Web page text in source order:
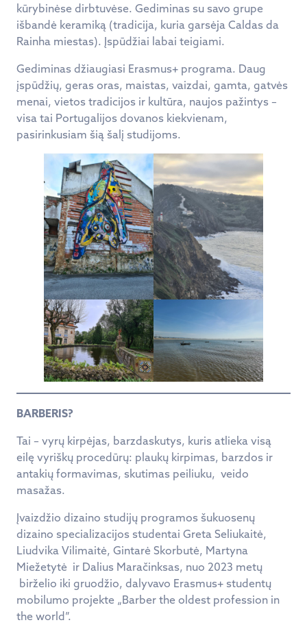
kūrybinėse dirbtuvėse. Gediminas su savo grupe
išbandė keramiką (tradicija, kuria garsėja Caldas da
Rainha miestas). Įspūdžiai labai teigiami.
Gediminas džiaugiasi Erasmus+ programa. Daug
įspūdžių, geras oras, maistas, vaizdai, gamta, gatvės
menai, vietos tradicijos ir kultūra, naujos pažintys –
visa tai Portugalijos dovanos kiekvienam,
pasirinkusiam šią šalį studijoms.
BARBERIS?
Tai – vyrų kirpėjas, barzdaskutys, kuris atlieka visą
eilę vyriškų procedūrų: plaukų kirpimas, barzdos ir
antakių formavimas, skutimas peiliuku, veido
masažas.
Įvaizdžio dizaino studijų programos šukuosenų
dizaino specializacijos studentai Greta Seliukaitė,
Liudvika Vilimaitė, Gintarė Skorbutė, Martyna
Miežetytė ir Dalius Maračinksas, nuo 2023 metų
birželio iki gruodžio, dalyvavo Erasmus+ studentų
mobilumo projekte „Barber the oldest profession in
the world”.